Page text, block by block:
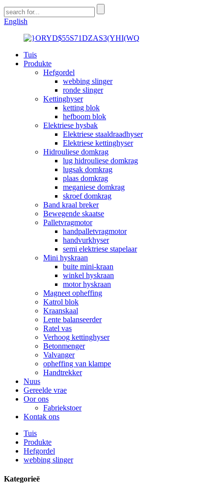
English
Tuis
Produkte
Hefgordel
webbing slinger
ronde slinger
Kettinghyser
ketting blok
hefboom blok
Elektriese hysbak
Elektriese staaldraadhyser
Elektriese kettinghyser
Hidrouliese domkrag
lug hidrouliese domkrag
lugsak domkrag
plaas domkrag
meganiese domkrag
skroef domkrag
Band kraal breker
Bewegende skaatse
Palletvragmotor
handpalletvragmotor
handvurkhyser
semi elektriese stapelaar
Mini hyskraan
buite mini-kraan
winkel hyskraan
motor hyskraan
Magneet opheffing
Katrol blok
Kraanskaal
Lente balanseerder
Ratel vas
Verhoog kettinghyser
Betonmenger
Valvanger
opheffing van klampe
Handtrekker
Nuus
Gereelde vrae
Oor ons
Fabriekstoer
Kontak ons
Tuis
Produkte
Hefgordel
webbing slinger
Kategorieë